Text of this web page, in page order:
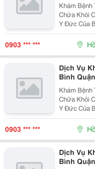
Khám Bệnh
Chữa Khỏi
Y Đức Của
Không
Hoặc Khác
0903 *** ***
Dịch Vụ
Bình
Khám Bệnh
Chữa Khỏi
Y Đức Của
Không
Hoặc Khác
0903 *** ***
Dịch Vụ
Bình